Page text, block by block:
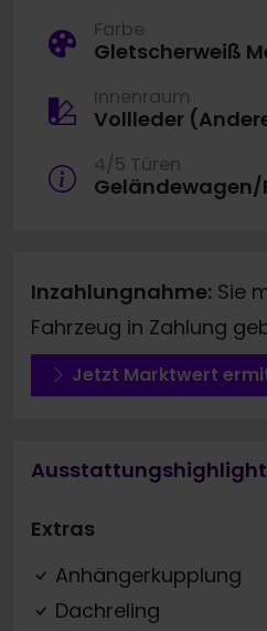
Farbe
Gletscherweiß
Innenraum
Vollleder
4/5 Türen
Geländewagen/
Inzahlungnahme: Sie
Fahrzeug in Zahlung
Jetzt Marktwert
Extras
Anhängerkupplung
Dachreling